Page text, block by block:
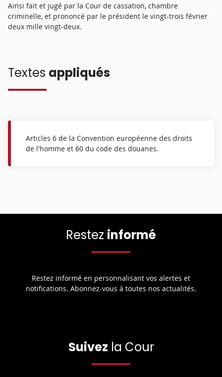
Ainsi fait et jugé par la Cour de cassation, chambre
criminelle, et prononcé par le président le vingt-trois février
deux mille vingt-deux.
Textes appliqués
Articles 6 de la Convention européenne des droits
de l'homme et 60 du code des douanes.
Restez informé
Restez informé en personnalisant vos alertes et
notifications. Abonnez-vous à toutes nos actualités.
Suivez la Cour